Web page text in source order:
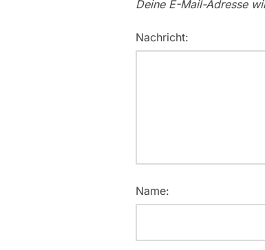
Deine E-Mail-Adresse
Nachricht:
Name: